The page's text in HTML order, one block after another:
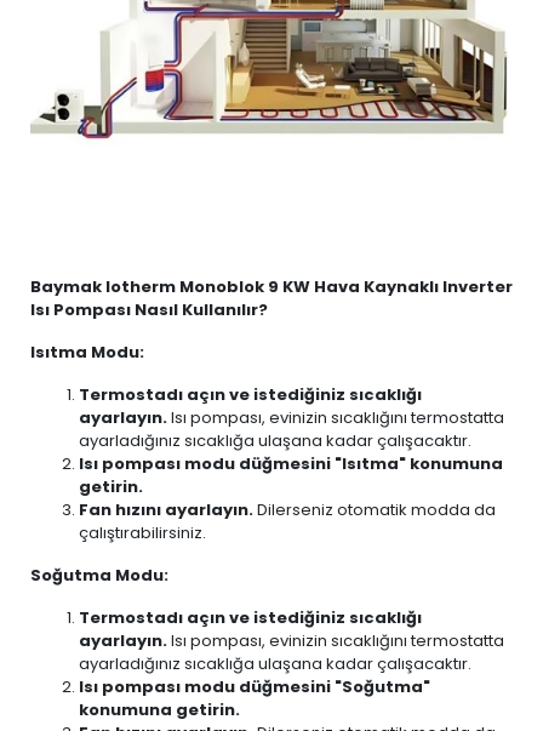
Baymak Iotherm Monoblok 9 KW Hava Kaynaklı Inverter
Isı Pompası Nasıl Kullanılır?
Isıtma Modu:
Termostadı açın ve istediğiniz sıcaklığı
ayarlayın.Isı pompası, evinizin sıcaklığını termostatta
ayarladığınız sıcaklığa ulaşana kadar çalışacaktır.
Isı pompası modu düğmesini "Isıtma" konumuna
getirin.
Fan hızını ayarlayın.Dilerseniz otomatik modda da
çalıştırabilirsiniz.
Soğutma Modu:
Termostadı açın ve istediğiniz sıcaklığı
ayarlayın.Isı pompası, evinizin sıcaklığını termostatta
ayarladığınız sıcaklığa ulaşana kadar çalışacaktır.
Isı pompası modu düğmesini "Soğutma"
konumuna getirin.